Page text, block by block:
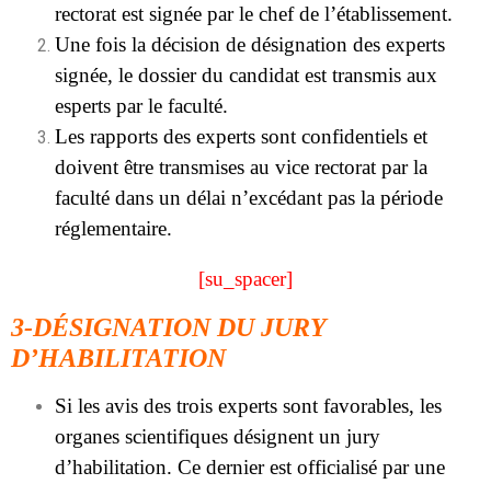
rectorat est signée par le chef de l’établissement.
Une fois la décision de désignation des experts
signée, le dossier du candidat est transmis aux
esperts par le faculté.
Les rapports des experts sont confidentiels et
doivent être transmises au vice rectorat par la
faculté dans un délai n’excédant pas la période
réglementaire.
[su_spacer]
3-DÉSIGNATION DU JURY
D’HABILITATION
Si les avis des trois experts sont favorables, les
organes scientifiques désignent un jury
d’habilitation. Ce dernier est officialisé par une